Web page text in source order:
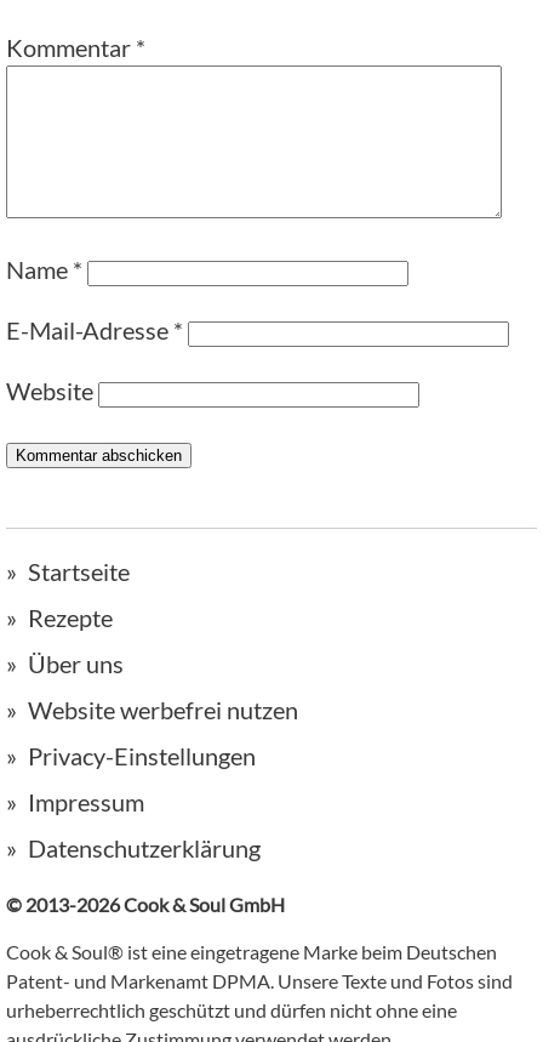
Kommentar *
Name *
E-Mail-Adresse *
Website
Startseite
Rezepte
Über uns
Website werbefrei nutzen
Privacy-Einstellungen
Impressum
Datenschutzerklärung
© 2013-2026 Cook & Soul GmbH
Cook & Soul® ist eine eingetragene Marke beim Deutschen
Patent- und Markenamt DPMA. Unsere Texte und Fotos sind
urheberrechtlich geschützt und dürfen nicht ohne eine